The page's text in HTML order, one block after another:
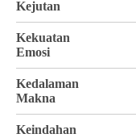
Kejutan
Kekuatan
Emosi
Kedalaman
Makna
Keindahan